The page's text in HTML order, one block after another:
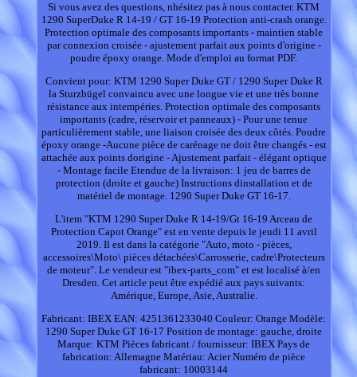
Si vous avez des questions, nhésitez pas à nous contacter. KTM
1290 SuperDuke R 14-19 / GT 16-19 Protection anti-crash orange.
Protection optimale des composants importants - maintien stable
par connexion croisée - ajustement parfait aux points d'origine -
poudre époxy orange. Mode d'emploi au format PDF.
Convient pour: KTM 1290 Super Duke GT / 1290 Super Duke R
la Sturzbügel convaincu avec une longue vie et une très bonne
résistance aux intempéries. Protection optimale des composants
importants (cadre, réservoir et panneaux) - Pour une tenue
particulièrement stable, une liaison croisée des deux côtés. Poudre
époxy orange -Aucune pièce de carénage ne doit être changés - est
attachée aux points dorigine - Ajustement parfait - élégant optique
- Montage facile Etendue de la livraison: 1 jeu de barres de
protection (droite et gauche) Instructions dinstallation et de
matériel de montage. 1290 Super Duke GT 16-17.
L'item "KTM 1290 Super Duke R 14-19/Gt 16-19 Arceau de
Protection Capot Orange" est en vente depuis le jeudi 11 avril
2019. Il est dans la catégorie "Auto, moto - pièces,
accessoires\Moto\ pièces détachées\Carrosserie, cadre\Protecteurs
de moteur". Le vendeur est "ibex-parts_com" et est localisé à/en
Dresden. Cet article peut être expédié aux pays suivants:
Amérique, Europe, Asie, Australie.
Fabricant: IBEX EAN: 4251361233040 Couleur: Orange Modèle:
1290 Super Duke GT 16-17 Position de montage: gauche, droite
Marque: KTM Pièces fabricant / fournisseur: IBEX Pays de
fabrication: Allemagne Matériau: Acier Numéro de pièce
fabricant: 10003144